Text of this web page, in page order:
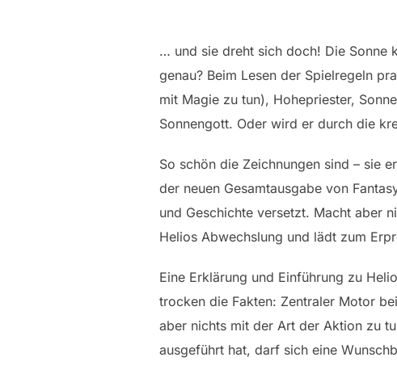
… und sie dreht sich doch! Die Sonne
genau? Beim Lesen der Spielregeln
mit Magie zu tun), Hohepriester,
Sonnengott. Oder wird er durch die
So schön die Zeichnungen sind – sie
der neuen Gesamtausgabe von
und Geschichte versetzt. Macht aber
Helios Abwechslung und lädt zum
Eine Erklärung und Einführung zu
trocken die Fakten: Zentraler Motor
aber nichts mit der Art der Aktion zu
ausgeführt hat, darf sich eine